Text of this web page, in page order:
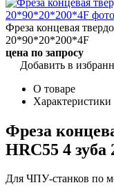
Фреза концевая
20*90*20*200*4F
цена по запросу
Добавить в
О товаре
Характеристики
Фреза
HRC55 4
Для ЧПУ-станков по